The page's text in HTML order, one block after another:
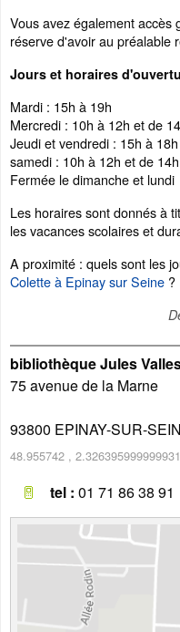
Vous avez également accès
réserve d'avoir au préalable
Jours et horaires
Mardi : 15h à 19h
Mercredi : 10h à 12h et de
Jeudi et vendredi : 15h à 18h
samedi : 10h à 12h et de
Fermée le dimanche et lundi
Les horaires sont donnés à
les vacances scolaires et
A proximité : quels sont les
Colette à Epinay sur Seine ?
bibliothèque Jules
75 avenue de la Marne
93800 EPINAY-SUR-
48.955742 ,
tel : 01 71 86 38 91